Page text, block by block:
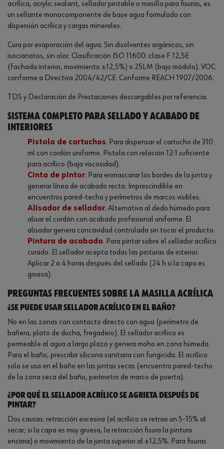
acrílica, acrylic sealant, sellador pintable o masilla para fisuras, es
un sellante monocomponente de base agua formulado con
dispersión acrílica y cargas minerales.
Cura por evaporación del agua. Sin disolventes orgánicos, sin
isocianatos, sin olor. Clasificación ISO 11600: clase F 12,5E
(fachada interior, movimiento ±12,5%) o 25LM (bajo módulo). VOC
conforme a Directiva 2004/42/CE. Conforme REACH 1907/2006.
TDS y Declaración de Prestaciones descargables por referencia.
Sistema completo para sellado y acabado de
interiores
Pistola de cartuchos. Para dispensar el cartucho de 310
ml con cordón uniforme. Pistola con relación 12:1 suficiente
para acrílico (baja viscosidad).
Cinta de pintor. Para enmascarar los bordes de la junta y
generar línea de acabado recta. Imprescindible en
encuentros pared-techo y perímetros de marcos visibles.
Alisador de sellador. Alternativa al dedo húmedo para
alisar el cordón con acabado profesional uniforme. El
alisador genera concavidad controlada sin tocar el producto.
Pintura de acabado. Para pintar sobre el sellador acrílico
curado. El sellador acepta todas las pinturas de interior.
Aplicar 2 a 4 horas después del sellado (24 h si la capa es
gruesa).
Preguntas frecuentes sobre la masilla acrílica
¿Se puede usar sellador acrílico en el baño?
No en las zonas con contacto directo con agua (perímetro de
bañera, plato de ducha, fregadero). El sellador acrílico es
permeable al agua a largo plazo y genera moho en zona húmeda.
Para el baño, prescribir silicona sanitaria con fungicida. El acrílico
solo se usa en el baño en las juntas secas (encuentro pared-techo
de la zona seca del baño, perímetro de marco de puerta).
¿Por qué el sellador acrílico se agrieta después de
pintar?
Dos causas: retracción excesiva (el acrílico se retrae un 5-15% al
secar; si la capa es muy gruesa, la retracción fisura la pintura
encima) o movimiento de la junta superior al ±12,5%. Para fisuras